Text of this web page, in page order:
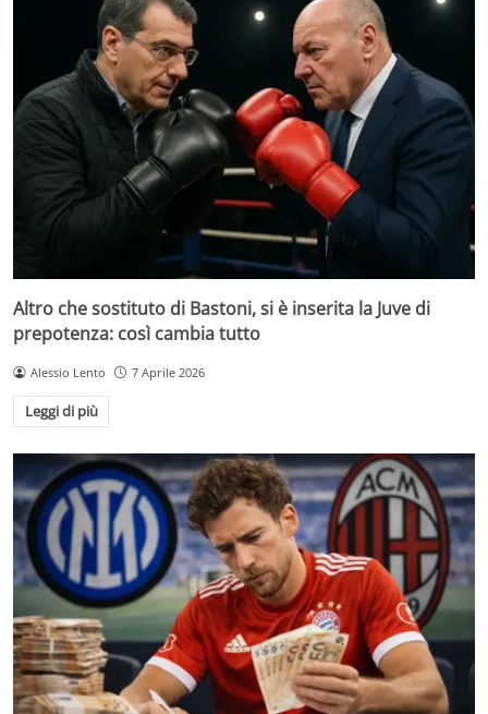
Altro che sostituto di Bastoni, si è inserita la Juve di
prepotenza: così cambia tutto
Alessio Lento 7 Aprile 2026
Leggi di più